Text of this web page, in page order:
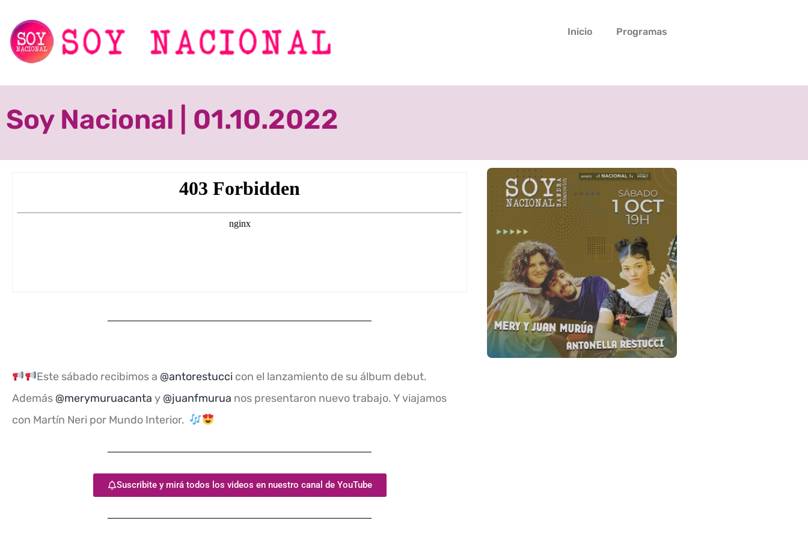
Inicio Programas
Soy Nacional | 01.10.2022
Este sábado recibimos a @antorestucci con el lanzamiento de su álbum debut.
Además @merymuruacanta y @juanfmurua nos presentaron nuevo trabajo. Y viajamos
con Martín Neri por Mundo Interior.
Suscribite y mirá todos los videos en nuestro canal de YouTube